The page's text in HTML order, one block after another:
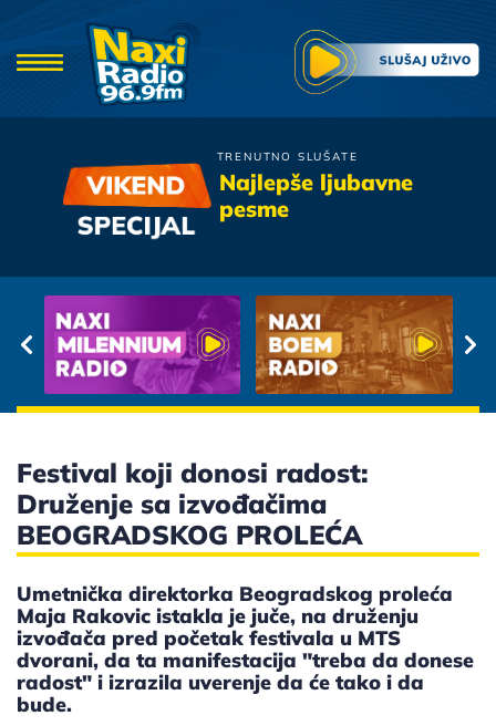
TRENUTNO SLUŠATE
Najlepše ljubavne
pesme
Bajaga
Festival koji donosi radost:
Druženje sa izvođačima
BEOGRADSKOG PROLEĆA
Umetnička direktorka Beogradskog proleća
Maja Rakovic istakla je juče, na druženju
izvođača pred početak festivala u MTS
dvorani, da ta manifestacija "treba da donese
radost" i izrazila uverenje da će tako i da
bude.